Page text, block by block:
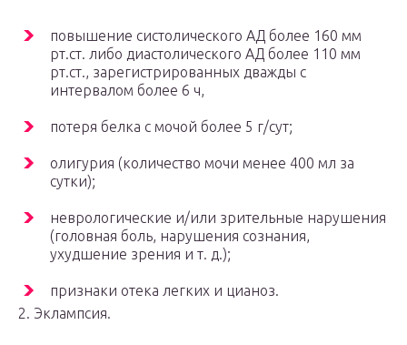
повышение систолического АД более 160 мм
рт.ст. либо диастолического АД более 110 мм
рт.ст., зарегистрированных дважды с
интервалом более 6 ч,
потеря белка с мочой более 5 г/сут;
олигурия (количество мочи менее 400 мл за
сутки);
неврологические и/или зрительные нарушения
(головная боль, нарушения сознания,
ухудшение зрения и т. д.);
признаки отека легких и цианоз.
2. Эклампсия.